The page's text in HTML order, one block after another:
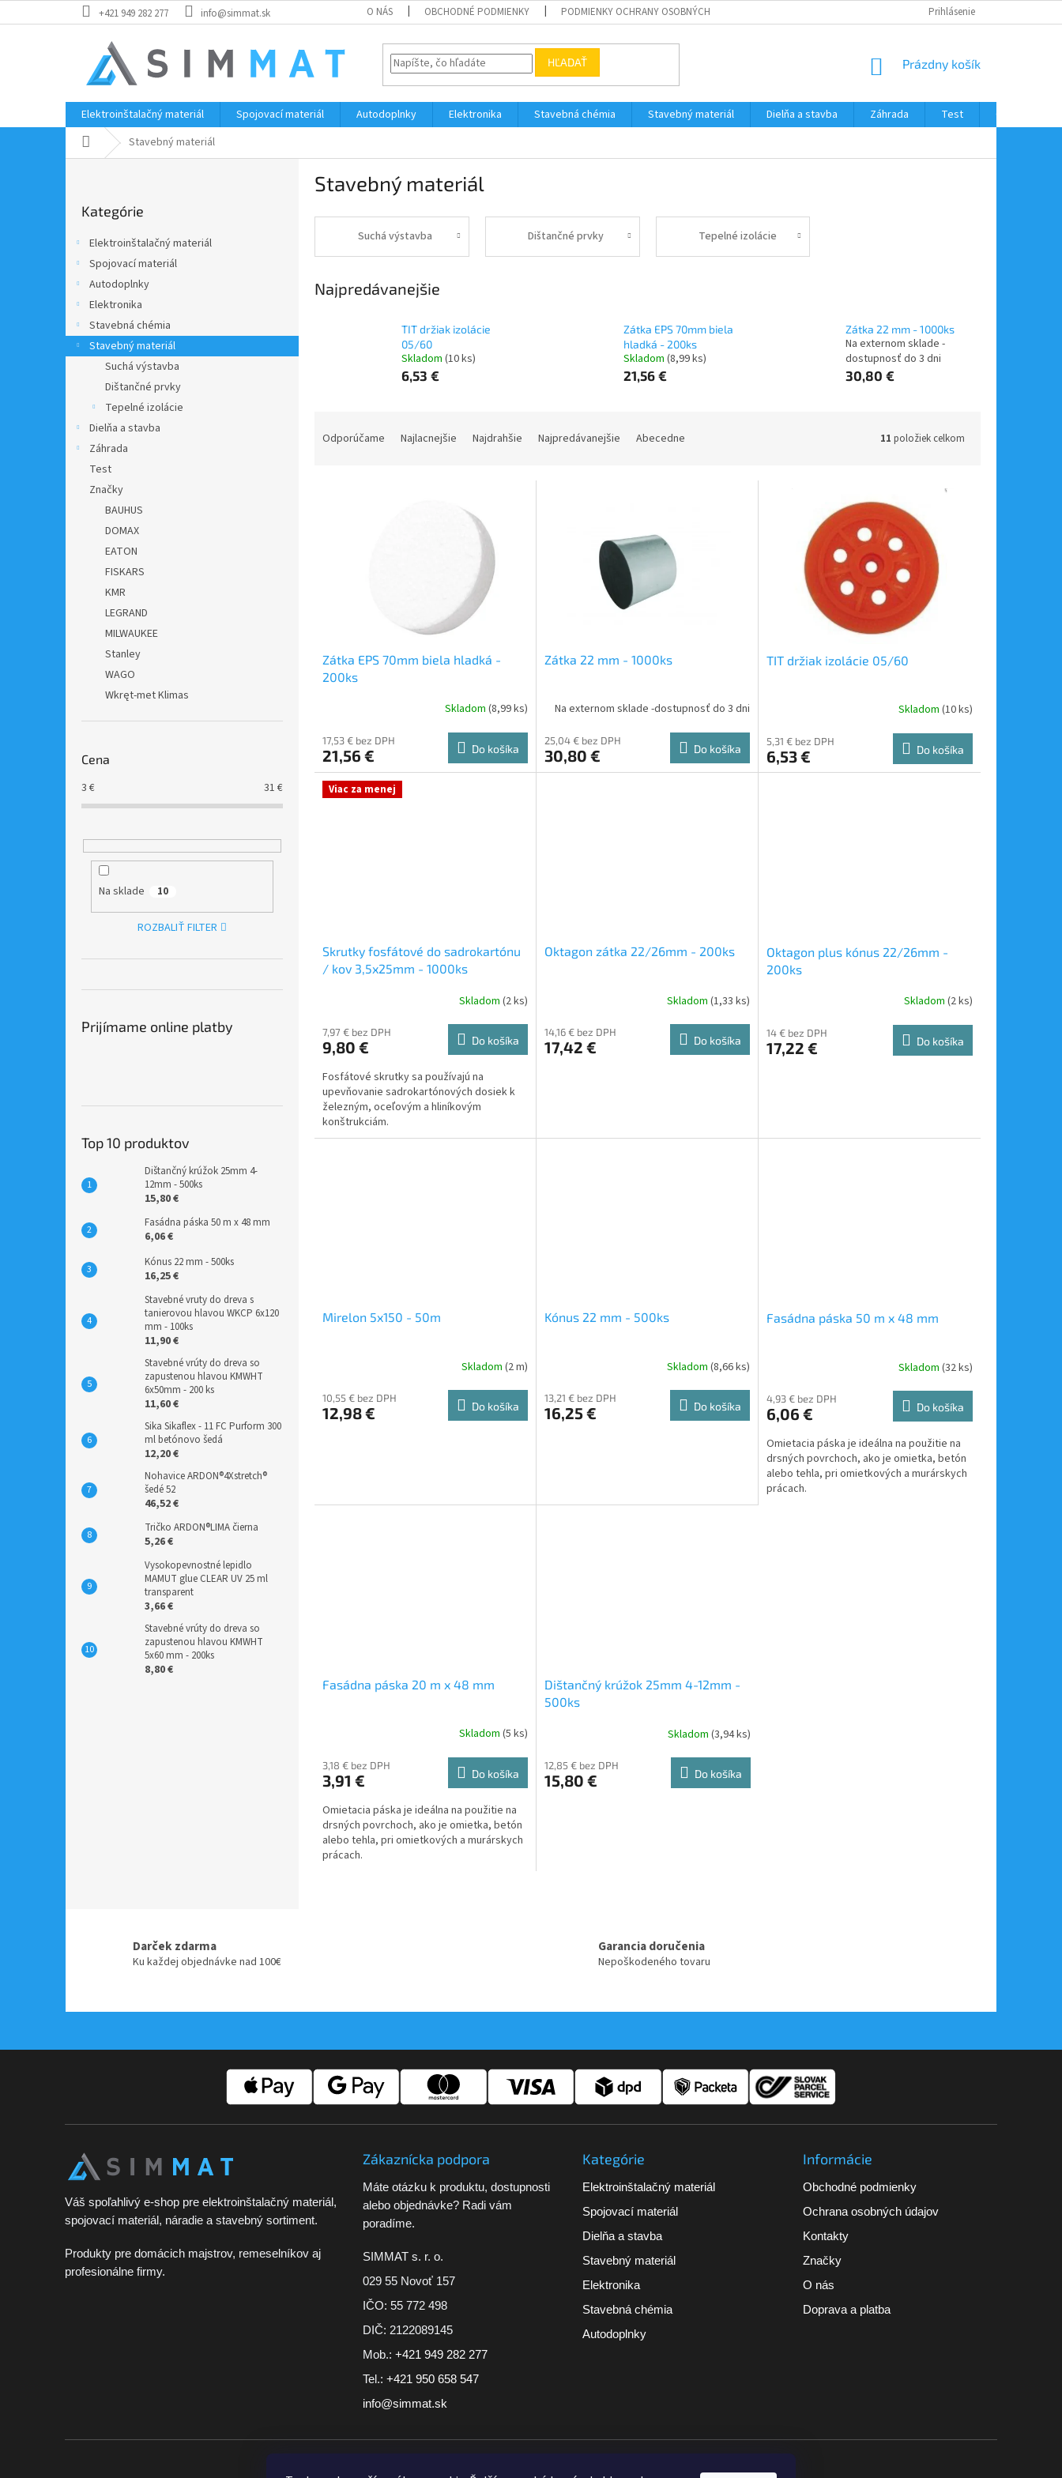
na
+421 949 282 277 info@simmat.sk O NÁS OBCHODNÉ PODMIENKY PODMIENKY OCHRANY OSOBNÝCH ÚDAJOV Prihlásenie
HĽADAŤ
NÁKUPNÝ
Prázdny košík
Elektroinštalačný materiál Spojovací materiál Autodoplnky Elektronika Stavebná chémia Stavebný materiál Dielňa a stavba Záhrada Test
Obchodné
DomovStavebný materiál
kategórie
Kategórie
Elektroinštalačný materiál
Spojovací materiál
Autodoplnky
Elektronika
Stavebná chémia
Stavebný materiál
Suchá výstavba
Dištančné prvky
Tepelné izolácie
Dielňa a stavba
Záhrada
Test
Značky
BAUHUS
DOMAX
EATON
FISKARS
KMR
LEGRAND
MILWAUKEE
Stanley
WAGO
Wkręt-met Klimas
Cena
3 € 31 €
Na sklade 10
ROZBALIŤ FILTER
Prijímame online platby
Top 10 produktov
Dištančný krúžok 25mm 4-
12mm - 500ks
15,80 €
Fasádna páska 50 m x 48 mm
6,06 €
Kónus 22 mm - 500ks
16,25 €
Stavebné vruty do dreva s
tanierovou hlavou WKCP 6x120
mm - 100ks
11,90 €
Stavebné vrúty do dreva so
zapustenou hlavou KMWHT
6x50mm - 200 ks
11,60 €
Sika Sikaflex - 11 FC Purform 300
ml betónovo šedá
12,20 €
Nohavice ARDON®4Xstretch®
šedé 52
46,52 €
Tričko ARDON®LIMA čierna
5,26 €
Vysokopevnostné lepidlo
MAMUT glue CLEAR UV 25 ml
transparent
3,66 €
Stavebné vrúty do dreva so
zapustenou hlavou KMWHT
5x60 mm - 200ks
8,80 €
Stavebný materiál
Suchá výstavba Dištančné prvky Tepelné izolácie
Najpredávanejšie
TIT držiak izolácie
05/60
Skladom (10 ks)
6,53 €
Zátka EPS 70mm biela
hladká - 200ks
Skladom (8,99 ks)
21,56 €
Zátka 22 mm - 1000ks
Na externom sklade -
dostupnosť do 3 dni
30,80 €
Odporúčame Najlacnejšie Najdrahšie Najpredávanejšie Abecedne 11 položiek celkom
Zátka EPS 70mm biela hladká -
200ks
Skladom (8,99 ks)
17,53 € bez DPH
21,56 € Do košíka
Zátka 22 mm - 1000ks
Na externom sklade -dostupnosť do 3 dni
25,04 € bez DPH
30,80 € Do košíka
TIT držiak izolácie 05/60
Skladom (10 ks)
5,31 € bez DPH
6,53 € Do košíka
Viac za menej
Skrutky fosfátové do sadrokartónu
/ kov 3,5x25mm - 1000ks
Skladom (2 ks)
7,97 € bez DPH
9,80 € Do košíka
Fosfátové skrutky sa používajú na
upevňovanie sadrokartónových dosiek k
železným, oceľovým a hliníkovým
konštrukciám.
Oktagon zátka 22/26mm - 200ks
Skladom (1,33 ks)
14,16 € bez DPH
17,42 € Do košíka
Oktagon plus kónus 22/26mm -
200ks
Skladom (2 ks)
14 € bez DPH
17,22 € Do košíka
Mirelon 5x150 - 50m
Skladom (2 m)
10,55 € bez DPH
12,98 € Do košíka
Kónus 22 mm - 500ks
Skladom (8,66 ks)
13,21 € bez DPH
16,25 € Do košíka
Fasádna páska 50 m x 48 mm
Skladom (32 ks)
4,93 € bez DPH
6,06 € Do košíka
Omietacia páska je ideálna na použitie na
drsných povrchoch, ako je omietka, betón
alebo tehla, pri omietkových a murárskych
prácach.
Fasádna páska 20 m x 48 mm
Skladom (5 ks)
3,18 € bez DPH
3,91 € Do košíka
Omietacia páska je ideálna na použitie na
drsných povrchoch, ako je omietka, betón
alebo tehla, pri omietkových a murárskych
prácach.
Dištančný krúžok 25mm 4-12mm -
500ks
Skladom (3,94 ks)
12,85 € bez DPH
15,80 € Do košíka
d
a
e
k
v
Darček zdarma
Ku každej objednávke nad 100€
Garancia doručenia
Nepoškodeného tovaru
Váš spoľahlivý e-shop pre elektroinštalačný materiál,
spojovací materiál, náradie a stavebný sortiment.
Produkty pre domácich majstrov, remeselníkov aj
profesionálne firmy.
Zákaznícka podpora
Máte otázku k produktu, dostupnosti
alebo objednávke? Radi vám
poradíme.
SIMMAT s. r. o.
029 55 Novoť 157
IČO: 55 772 498
DIČ: 2122089145
Mob.: +421 949 282 277
Tel.: +421 950 658 547
info@simmat.sk
Kategórie
Elektroinštalačný materiál
Spojovací materiál
Dielňa a stavba
Stavebný materiál
Elektronika
Stavebná chémia
Autodoplnky
Informácie
Obchodné podmienky
Ochrana osobných údajov
Kontakty
Značky
O nás
Doprava a platba
Široký sortiment Tovar skladom pri vybraných produktoch Doručenie zdarma nad 100 €